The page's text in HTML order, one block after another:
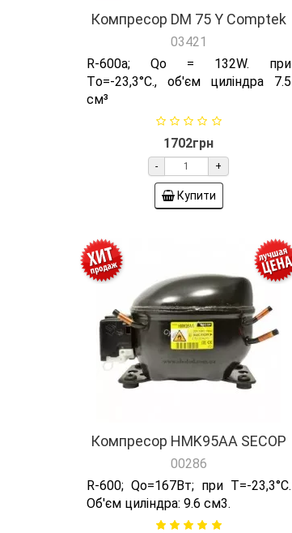
Компресор DM 75 Y Comptek
03421
R-600а; Qо = 132W. при
Tо=-23,3°C., об'єм циліндра 7.5
см³
1702грн
- +
Купити
Компресор HMK95AA SECOP
00286
R-600; Qо=167Вт; при T=-23,3°C.
Об'єм циліндра: 9.6 см3.